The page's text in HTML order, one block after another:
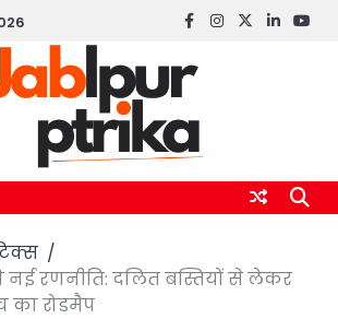
Facebook
instagram
twitterlinkedin
नई रणनीति: दलित बस्तियों से लेकर
का रोडमैप